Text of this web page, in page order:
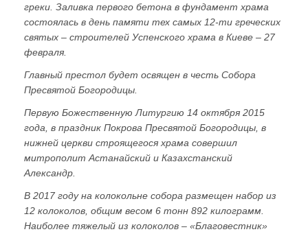
греки. Заливка первого бетона в фундамент храма
состоялась в день памяти тех самых 12-ти греческих
святых – строителей Успенского храма в Киеве – 27
февраля.
Главный престол будет освящен в честь Собора
Пресвятой Богородицы.
Первую Божественную Литургию 14 октября 2015
года, в праздник Покрова Пресвятой Богородицы, в
нижней церкви строящегося храма совершил
митрополит Астанайский и Казахстанский
Александр.
В 2017 году на колокольне собора размещен набор из
12 колоколов, общим весом 6 тонн 892 килограмм.
Наиболее тяжелый из колоколов – «Благовестник»